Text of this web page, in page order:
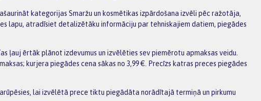
kategorijas Smaržu un kosmētikas izpārdošana izvēli pēc ražotāja,
lapu, atradīsiet detalizētāku informāciju par tehniskajiem datiem, piegādes
ļauj ērtāk plānot izdevumus un izvēlēties sev piemērotu apmaksas veidu.
kurjera piegādes cena sākas no 3,99 €. Precīzs katras preces piegādes
lai izvēlētā prece tiktu piegādāta norādītajā termiņā un pirkumu